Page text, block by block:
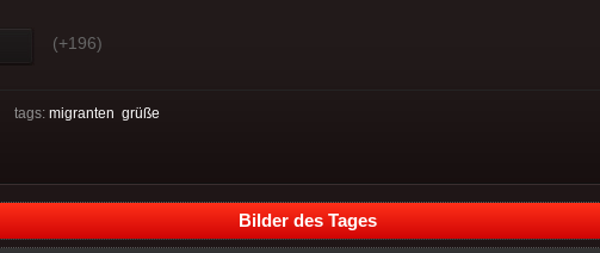
(+196)
tags: migranten grüße
Bilder des Tages